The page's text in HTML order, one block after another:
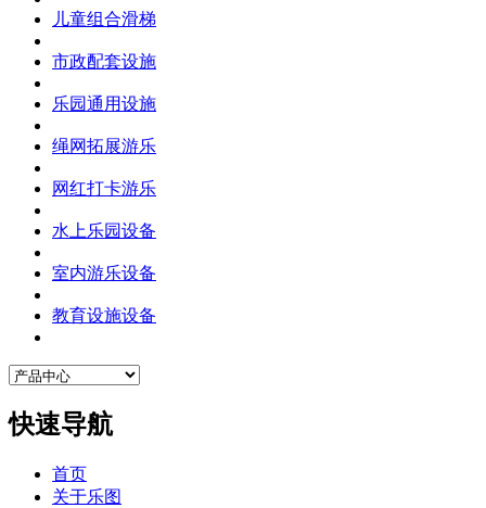
儿童组合滑梯
市政配套设施
乐园通用设施
绳网拓展游乐
网红打卡游乐
水上乐园设备
室内游乐设备
教育设施设备
快速导航
首页
关于乐图